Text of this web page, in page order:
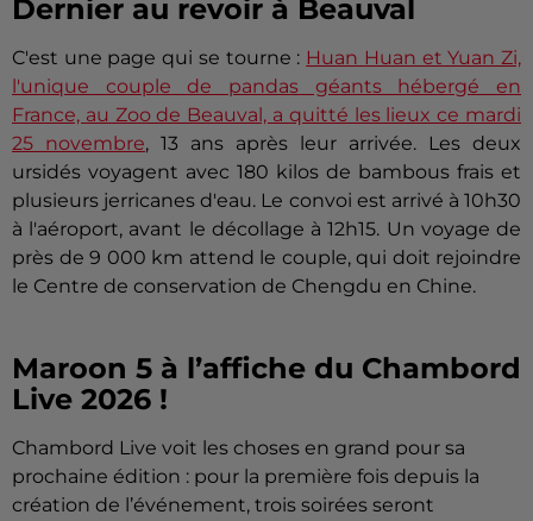
Dernier au revoir à Beauval
C'est une page qui se tourne : Huan Huan et Yuan Zi,
l'unique couple de pandas géants hébergé en
France, au Zoo de Beauval, a quitté les lieux ce mardi
25 novembre, 13 ans après leur arrivée. Les deux
ursidés voyagent avec 180 kilos de bambous frais et
plusieurs jerricanes d'eau. Le convoi est arrivé à 10h30
à l'aéroport, avant le décollage à 12h15. Un voyage de
près de 9 000 km attend le couple, qui doit rejoindre
le Centre de conservation de Chengdu en Chine.
Maroon 5 à l’affiche du Chambord
Live 2026 !
Chambord Live voit les choses en grand pour sa
prochaine édition : pour la première fois depuis la
création de l’événement, trois soirées seront